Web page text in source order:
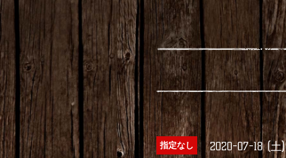
指定なし 2020-07-18 (土)